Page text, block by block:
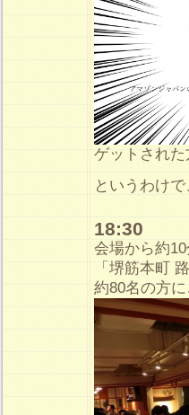
ゲットされた
というわけ
18:30
会場から約
「堺筋本町
約80名の方に